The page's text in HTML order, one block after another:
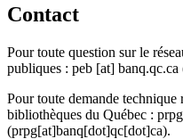
Contact
Pour toute question sur le
publiques : peb [at] banq.qc.ca
Pour toute demande
bibliothèques du Québec : prpg
(prpg[at]banq[dot]qc[dot]ca).